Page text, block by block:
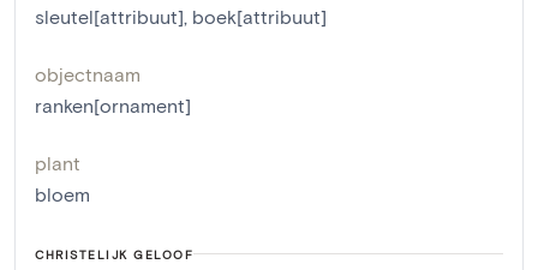
sleutel[attribuut] boek[attribuut]
objectnaam
ranken[ornament]
plant
bloem
CHRISTELIJK GELOOF